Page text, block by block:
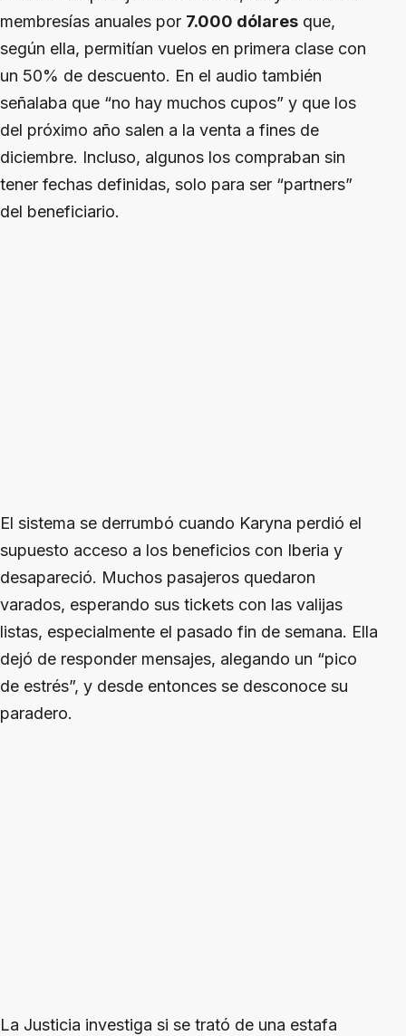
membresías anuales por 7.000 dólares que,
según ella, permitían vuelos en primera clase con
un 50% de descuento. En el audio también
señalaba que “no hay muchos cupos” y que los
del próximo año salen a la venta a fines de
diciembre. Incluso, algunos los compraban sin
tener fechas definidas, solo para ser “partners”
del beneficiario.
El sistema se derrumbó cuando Karyna perdió el
supuesto acceso a los beneficios con Iberia y
desapareció. Muchos pasajeros quedaron
varados, esperando sus tickets con las valijas
listas, especialmente el pasado fin de semana. Ella
dejó de responder mensajes, alegando un “pico
de estrés”, y desde entonces se desconoce su
paradero.
La Justicia investiga si se trató de una estafa